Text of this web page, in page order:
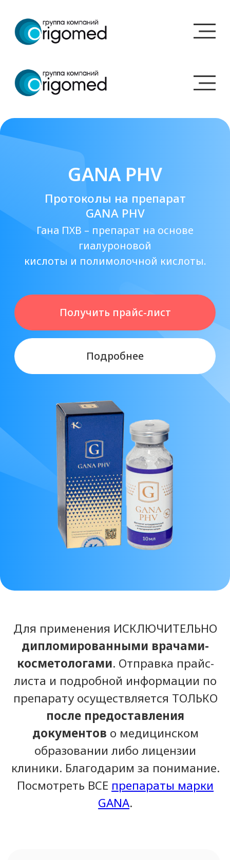
GANA PHV
Протоколы на препарат
GANA PHV
гиалуроновой
Подробнее
Для применения ИСКЛЮЧИТЕЛЬНО
дипломированными врачами-
косметологами. Отправка прайс-
листа и подробной информации по
препарату осуществляется ТОЛЬКО
после предоставления
документово медицинском
образовании либо лицензии
клиники. Благодарим за понимание.
Состав препарата
GANA PHV
мл с размером частиц 30 um,
Поперечно-сшитая
гиалуроновая кислота 10 мг/
Форма выпуска
Флакон объемом 10 мл.
Зона коррекции
ГАНА ПШВ